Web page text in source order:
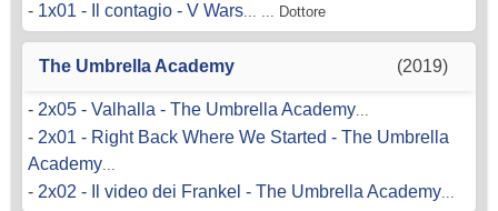
- 1x01 - Il contagio - V Wars... ... Dottore
The Umbrella Academy (2019)
- 2x05 - Valhalla - The Umbrella Academy...
- 2x01 - Right Back Where We Started - The Umbrella
Academy...
- 2x02 - Il video dei Frankel - The Umbrella Academy...